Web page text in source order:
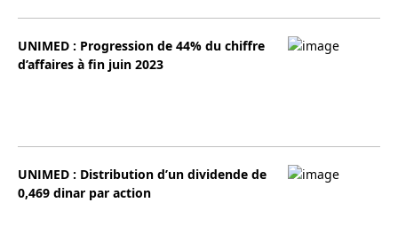
UNIMED : Progression de 44% du chiffre
d’affaires à fin juin 2023
UNIMED : Distribution d’un dividende de
0,469 dinar par action